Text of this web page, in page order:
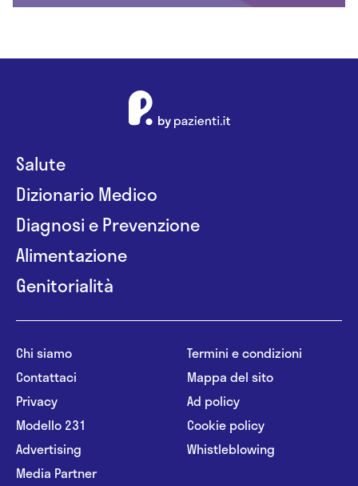
Salute
Dizionario Medico
Diagnosi e Prevenzione
Alimentazione
Genitorialità
Chi siamo
Contattaci
Privacy
Modello 231
Advertising
Media Partner
Termini e condizioni
Mappa del sito
Ad policy
Cookie policy
Whistleblowing